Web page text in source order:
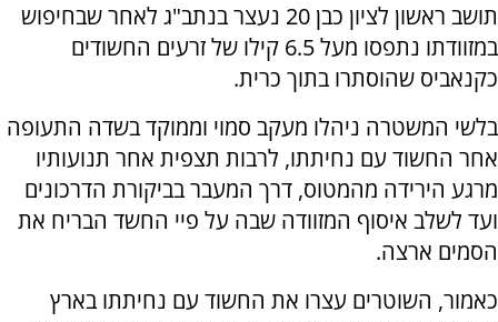
תושב ראשון לציון כבן 20 נעצר בנתב"ג לאחר שבחיפוש
במזוודתו נתפסו מעל 6.5 קילו של זרעים החשודים
כקנאביס שהוסתרו בתוך כרית.
בלשי המשטרה ניהלו מעקב סמוי וממוקד בשדה התעופה
אחר החשוד עם נחיתתו, לרבות תצפית אחר תנועותיו
מרגע הירידה מהמטוס, דרך המעבר בביקורת הדרכונים
ועד לשלב איסוף המזוודה שבה על פיי החשד הבריח את
הסמים ארצה.
כאמור, השוטרים עצרו את החשוד עם נחיתתו בארץ